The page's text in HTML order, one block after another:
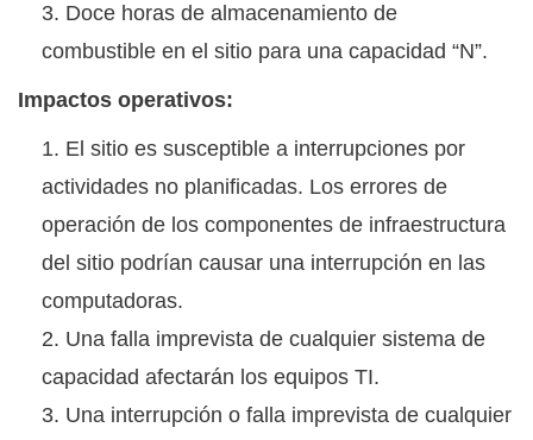
Doce horas de almacenamiento de
combustible en el sitio para una capacidad “N”.
Impactos operativos:
El sitio es susceptible a interrupciones por
actividades no planificadas. Los errores de
operación de los componentes de infraestructura
del sitio podrían causar una interrupción en las
computadoras.
Una falla imprevista de cualquier sistema de
capacidad afectarán los equipos TI.
Una interrupción o falla imprevista de cualquier